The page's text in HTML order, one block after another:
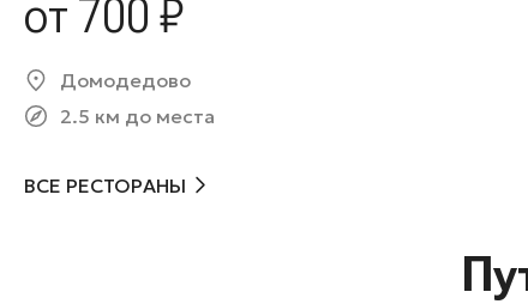
от 700 ₽
Домодедово
2.5 км до места
ВСЕ РЕСТОРАНЫ